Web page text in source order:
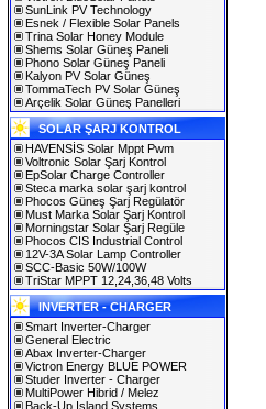
SunLink PV Technology
Esnek / Flexible Solar Panels
Trina Solar Honey Module
Shems Solar Güneş Paneli
Phono Solar Güneş Paneli
Kalyon PV Solar Güneş
TommaTech PV Solar Güneş
Arçelik Solar Güneş Panelleri
SOLAR ŞARJ KONTROL
HAVENSİS Solar Mppt Pwm
Voltronic Solar Şarj Kontrol
EpSolar Charge Controller
Steca marka solar şarj kontrol
Phocos Güneş Şarj Regülatör
Must Marka Solar Şarj Kontrol
Morningstar Solar Şarj Regüle
Phocos CIS Industrial Control
12V-3A Solar Lamp Controller
SCC-Basic 50W/100W
TriStar MPPT 12,24,36,48 Volts
INVERTER - CHARGER
Smart Inverter-Charger
General Electric
Abax Inverter-Charger
Victron Energy BLUE POWER
Studer Inverter - Charger
MultiPower Hibrid / Melez
Back-Up Island Systems